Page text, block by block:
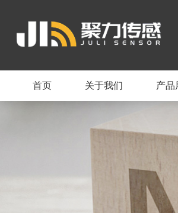
首页 关于我们 产品